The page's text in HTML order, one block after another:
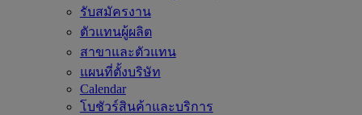
รับสมัครงาน
ตัวแทนผู้ผลิต
สาขาและตัวแทน
แผนที่ตั้งบริษัท
Calendar
โบชัวร์สินค้าและบริการ